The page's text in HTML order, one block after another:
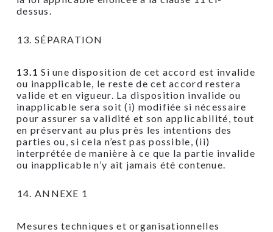
dessus.
SÉPARATION
13.1 Si une disposition de cet accord est invalide
ou inapplicable, le reste de cet accord restera
valide et en vigueur. La disposition invalide ou
inapplicable sera soit (i) modifiée si nécessaire
pour assurer sa validité et son applicabilité, tout
en préservant au plus près les intentions des
parties ou, si cela n’est pas possible, (ii)
interprétée de manière à ce que la partie invalide
ou inapplicable n’y ait jamais été contenue.
ANNEXE 1
Mesures techniques et organisationnelles